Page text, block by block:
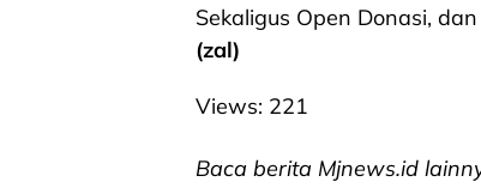
Sekaligus Open Donasi,
(zal)
Views: 221
Baca berita Mjnews.id